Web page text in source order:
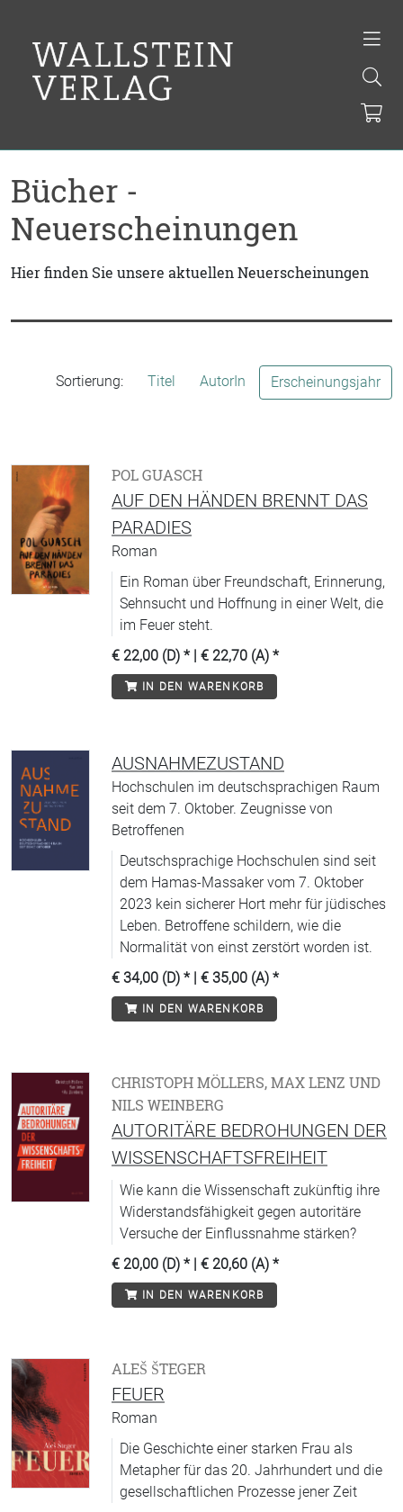
Bücher -
Neuerscheinungen
Hier finden Sie unsere aktuellen Neuerscheinungen
Sortierung: Titel AutorIn Erscheinungsjahr
POL GUASCH
AUF DEN HÄNDEN BRENNT DAS
PARADIES
Roman
Ein Roman über Freundschaft, Erinnerung,
Sehnsucht und Hoffnung in einer Welt, die
im Feuer steht.
€ 22,00 (D) * | € 22,70 (A) *
IN DEN WARENKORB
AUSNAHMEZUSTAND
Hochschulen im deutschsprachigen Raum
seit dem 7. Oktober. Zeugnisse von
Betroffenen
Deutschsprachige Hochschulen sind seit
dem Hamas-Massaker vom 7. Oktober
2023 kein sicherer Hort mehr für jüdisches
Leben. Betroffene schildern, wie die
Normalität von einst zerstört worden ist.
€ 34,00 (D) * | € 35,00 (A) *
IN DEN WARENKORB
CHRISTOPH MÖLLERS, MAX LENZ UND
NILS WEINBERG
AUTORITÄRE BEDROHUNGEN DER
WISSENSCHAFTSFREIHEIT
Wie kann die Wissenschaft zukünftig ihre
Widerstandsfähigkeit gegen autoritäre
Versuche der Einflussnahme stärken?
€ 20,00 (D) * | € 20,60 (A) *
IN DEN WARENKORB
ALEŠ ŠTEGER
FEUER
Roman
Die Geschichte einer starken Frau als
Metapher für das 20. Jahrhundert und die
gesellschaftlichen Prozesse jener Zeit